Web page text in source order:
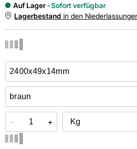
Auf Lager
Sofort verfügbar
Lagerbestand in den
Online kaufen &
− +